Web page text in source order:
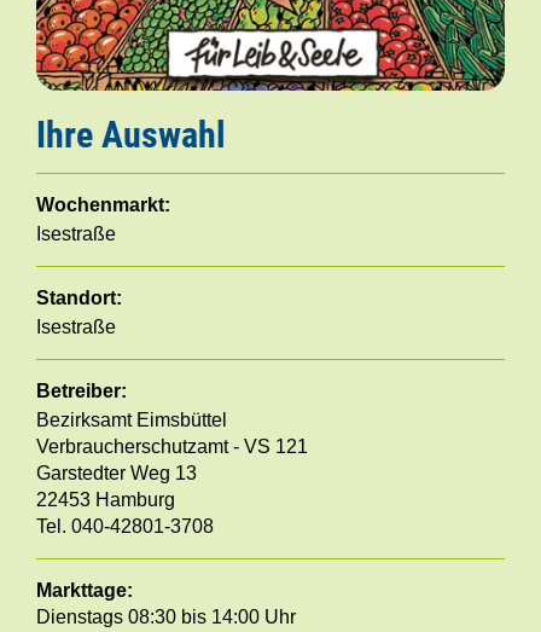
Ihre Auswahl
Wochenmarkt:
Isestraße
Standort:
Isestraße
Betreiber:
Bezirksamt Eimsbüttel
Verbraucherschutzamt - VS 121
Garstedter Weg 13
22453 Hamburg
Tel. 040-42801-3708
Markttage:
Dienstags 08:30 bis 14:00 Uhr